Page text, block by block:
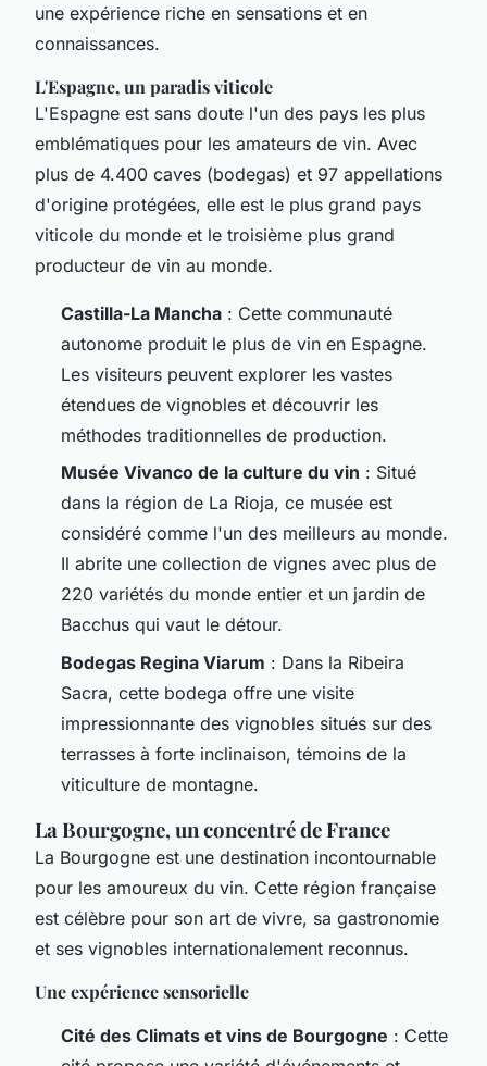
une expérience riche en sensations et en
connaissances.
L'Espagne, un paradis viticole
L'Espagne est sans doute l'un des pays les plus
emblématiques pour les amateurs de vin. Avec
plus de 4.400 caves (bodegas) et 97 appellations
d'origine protégées, elle est le plus grand pays
viticole du monde et le troisième plus grand
producteur de vin au monde.
Castilla-La Mancha : Cette communauté
autonome produit le plus de vin en Espagne.
Les visiteurs peuvent explorer les vastes
étendues de vignobles et découvrir les
méthodes traditionnelles de production.
Musée Vivanco de la culture du vin : Situé
dans la région de La Rioja, ce musée est
considéré comme l'un des meilleurs au monde.
Il abrite une collection de vignes avec plus de
220 variétés du monde entier et un jardin de
Bacchus qui vaut le détour.
Bodegas Regina Viarum : Dans la Ribeira
Sacra, cette bodega offre une visite
impressionnante des vignobles situés sur des
terrasses à forte inclinaison, témoins de la
viticulture de montagne.
La Bourgogne, un concentré de France
La Bourgogne est une destination incontournable
pour les amoureux du vin. Cette région française
est célèbre pour son art de vivre, sa gastronomie
et ses vignobles internationalement reconnus.
Une expérience sensorielle
Cité des Climats et vins de Bourgogne : Cette